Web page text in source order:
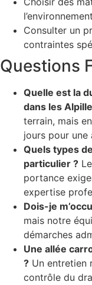
Consulter un
contraintes
Questions
Quelle est la
dans les
terrain, mais
jours pour une
Quels types
particulier ?
portance
expertise
Dois-je
mais notre
démarches
Une allée
? Un entretien
contrôle du